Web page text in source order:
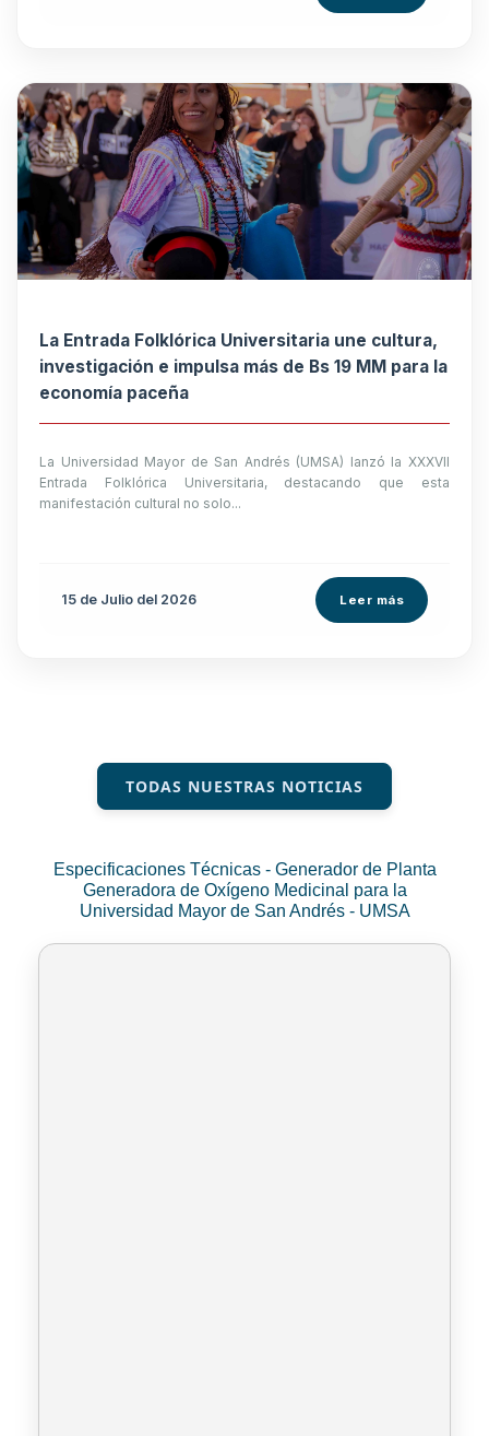
La Entrada Folklórica Universitaria une cultura,
investigación e impulsa más de Bs 19 MM para la
economía paceña
La Universidad Mayor de San Andrés (UMSA) lanzó la XXXVII
Entrada Folklórica Universitaria, destacando que esta
manifestación cultural no solo...
15 de Julio del 2026 Leer más
TODAS NUESTRAS NOTICIAS
Especificaciones Técnicas - Generador de Planta
Generadora de Oxígeno Medicinal para la
Universidad Mayor de San Andrés - UMSA